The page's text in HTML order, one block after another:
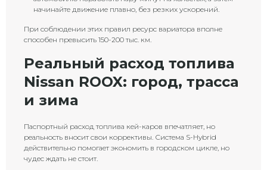
начинайте движение плавно, без резких ускорений.
При соблюдении этих правил ресурс вариатора вполне
способен превысить 150-200 тыс. км.
Реальный расход топлива
Nissan ROOX: город, трасса
и зима
Паспортный расход топлива кей-каров впечатляет, но
реальность вносит свои коррективы. Система S-Hybrid
действительно помогает экономить в городском цикле, но
чудес ждать не стоит.